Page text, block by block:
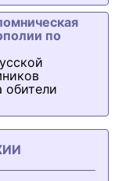
по
обители